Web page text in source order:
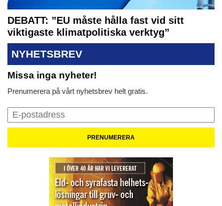
DEBATT: ”EU måste hålla fast vid sitt
viktigaste klimatpolitiska verktyg”
NYHETSBREV
Missa inga nyheter!
Prenumerera på vårt nyhetsbrev helt gratis.